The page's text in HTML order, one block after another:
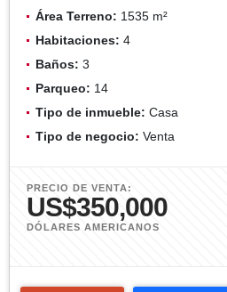
Área Terreno: 1535 m²
Habitaciones: 4
Baños: 3
Parqueo: 14
Tipo de inmueble: Casa
Tipo de negocio: Venta
PRECIO DE VENTA:
US$350,000
DÓLARES AMERICANOS